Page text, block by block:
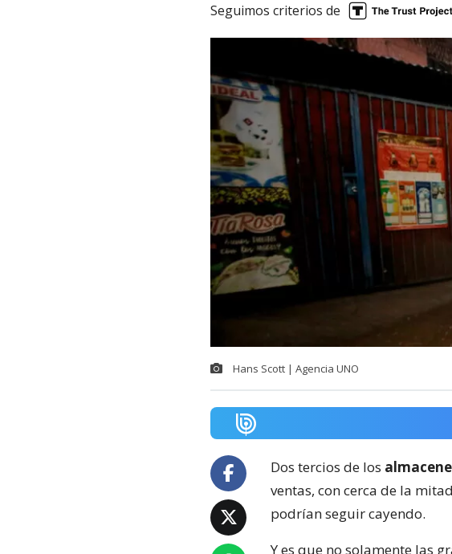
Seguimos criterios de
Hans Scott | Agencia UNO
Dos tercios de los
ventas, con cerca de la
podrían seguir cayendo.
Y es que no solamente las